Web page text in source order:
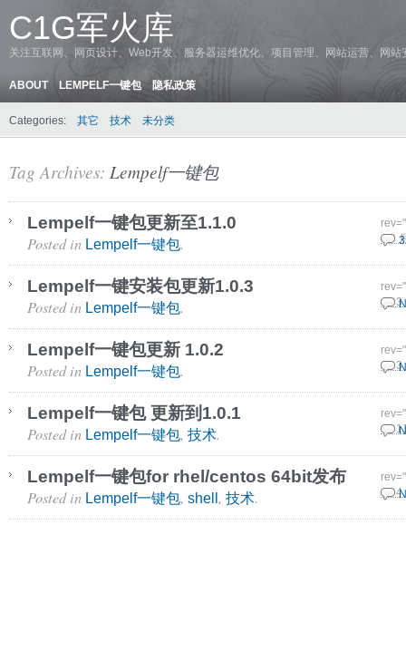
C1G军火库
关注互联网、网页设计、Web开发、服务器运维优化、项目管理、网站运营、网
ABOUT LEMPELF一键包 隐私政策
Categories: 其它 技术 未分类
Tag Archives: Lempelf一键包
Lempelf一键包更新至1.1.0
4 6
Posted in Lempelf一键包.
Lempelf一键安装包更新1.0.3
28 3
Posted in Lempelf一键包.
Lempelf一键包更新 1.0.2
23 3
Posted in Lempelf一键包.
Lempelf一键包 更新到1.0.1
30
Posted in Lempelf一键包, 技术.
Lempelf一键包for rhel/centos 64bit发布
27 4
Posted in Lempelf一键包, shell, 技术.